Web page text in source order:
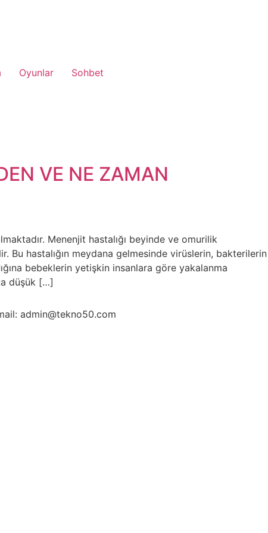
Oyunlar Sohbet
VE NE ZAMAN
Menenjit hastalığı beyinde ve omurilik
Bu hastalığın meydana gelmesinde virüslerin, bakterilerin
bebeklerin yetişkin insanlara göre yakalanma
düşük […]
admin@tekno50.com